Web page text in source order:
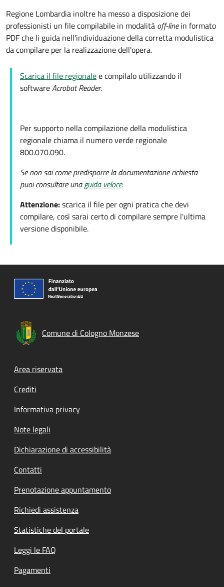
Regione Lombardia inoltre ha messo a disposizione dei
professionisti un file compilabile in modalità off-linein formato
PDF che li guida nell'individuazione della corretta modulistica
da compilare per la realizzazione dell'opera.
Scarica il file regionalee compilalo utilizzando il
softwareAcrobat Reader.
Per supporto nella compilazione della modulistica
regionale chiama il numero verde regionale
800.070.090.
Se non sai come predisporre la documentazione richiesta
puoi consultare unaguida veloce.
Attenzione:scarica il file per ogni praticache devi
compilare, così sarai certo di compilare sempre l'ultima
versione disponibile.
Comune di Cologno Monzese
Footer menu
Area riservata
Crediti
Informativa privacy
Note legali
Dichiarazione di accessibilità
Contatti
Prenotazione appuntamento
Richiedi assistenza
Statistiche del portale
Leggi le FAQ
Pagamenti